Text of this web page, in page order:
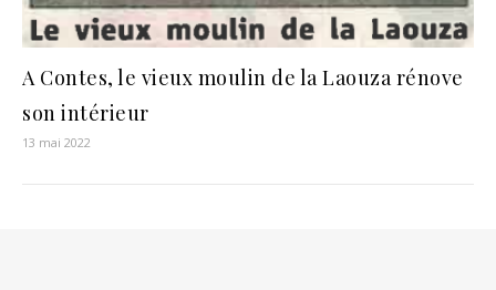
A Contes, le vieux moulin de la Laouza rénove
son intérieur
13 mai 2022